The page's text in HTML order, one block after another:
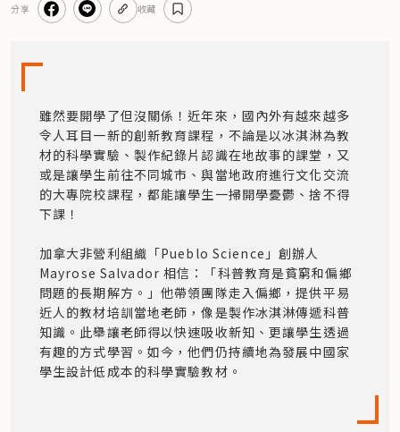
分享 收藏
雖然要開學了但沒關係！近年來，國內外有越來越多
令人耳目一新的創新教育課程，不論是以冰淇淋為教
材的科學實驗、製作紀錄片認識在地故事的課堂，又
或是讓學生前往不同城市、與當地政府進行文化交流
的大專院校課程，都能讓學生一掃開學憂鬱、捨不得
下課！
加拿大非營利組織「Pueblo Science」創辦人
Mayrose Salvador 相信：「科普教育是貧窮和偏鄉
問題的長期解方。」他帶領團隊走入偏鄉，提供平易
近人的教材培訓當地老師，像是製作冰淇淋傳遞科普
知識。此舉讓老師得以快速吸收新知、更讓學生透過
有趣的方式學習。如今，他們仍持續地為發展中國家
學生設計低成本的科學實驗教材。